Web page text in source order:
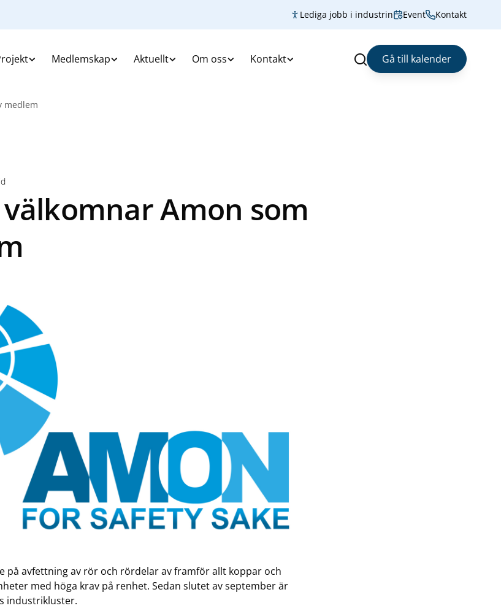
Lediga jobb i industrin Event Kontakt
Medlemskap Aktuellt Om oss Kontakt Sök Gå till kalender
medlem
Amon som
på avfettning av rör och rördelar av framför allt koppar och
med höga krav på renhet. Sedan slutet av september är
industrikluster.